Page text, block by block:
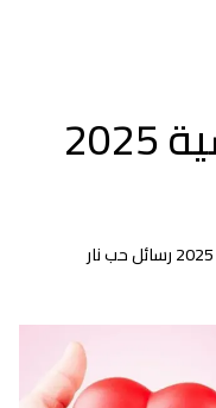
رسائل حب رومانسية 2025